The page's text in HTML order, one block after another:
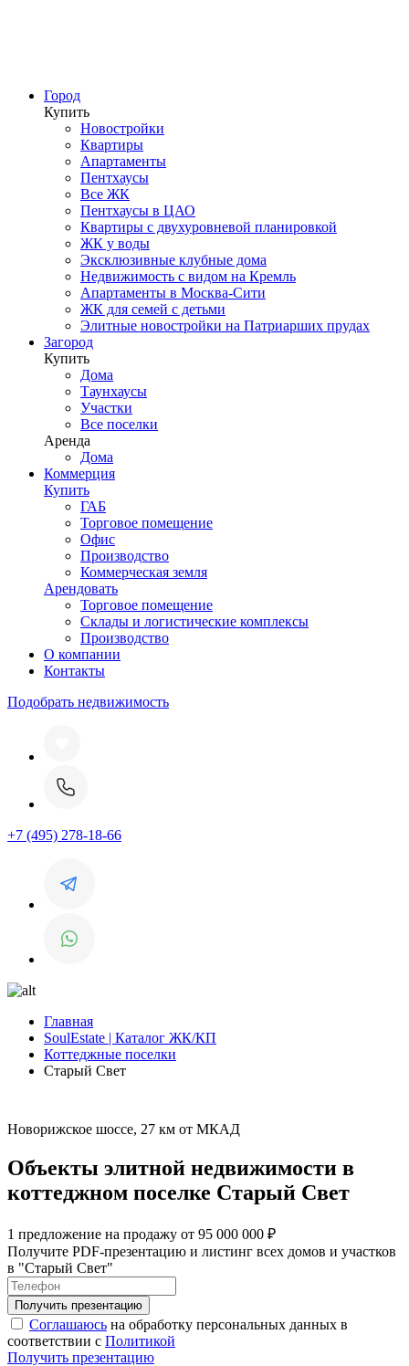
Город
Купить
Новостройки
Квартиры
Апартаменты
Пентхаусы
Все ЖК
Пентхаусы в ЦАО
Квартиры с двухуровневой планировкой
ЖК у воды
Эксклюзивные клубные дома
Недвижимость с видом на Кремль
Апартаменты в Москва-Сити
ЖК для семей с детьми
Элитные новостройки на Патриарших прудах
Загород
Купить
Дома
Таунхаусы
Участки
Все поселки
Аренда
Дома
Коммерция
Купить
ГАБ
Торговое помещение
Офис
Производство
Коммерческая земля
Арендовать
Торговое помещение
Склады и логистические комплексы
Производство
О компании
Контакты
Подобрать недвижимость
+7 (495) 278-18-66
Главная
SoulEstate | Каталог ЖК/КП
Коттеджные поселки
Старый Свет
Новорижское шоссе, 27 км от МКАД
Объекты элитной недвижимости в
коттеджном поселке Старый Свет
1 предложение на продажу от 95 000 000 ₽
Получите PDF-презентацию и листинг всех домов и участков
в "Старый Свет"
Соглашаюсь на обработку персональных данных в
соответствии с Политикой
Получить презентацию